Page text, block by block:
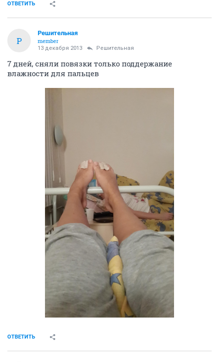
ОТВЕТИТЬ
Р
Решительная
member
13 декабря 2013 Решительная
7 дней, сняли повязки только поддержание
влажности для пальцев
ОТВЕТИТЬ